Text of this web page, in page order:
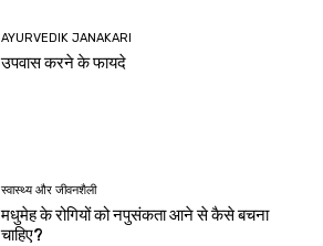
AYURVEDIK JANAKARI
उपवास करने के फायदे
स्वास्थ्य और जीवनशैली
मधुमेह के रोगियों को नपुसंकता आने से कैसे बचना
चाहिए?